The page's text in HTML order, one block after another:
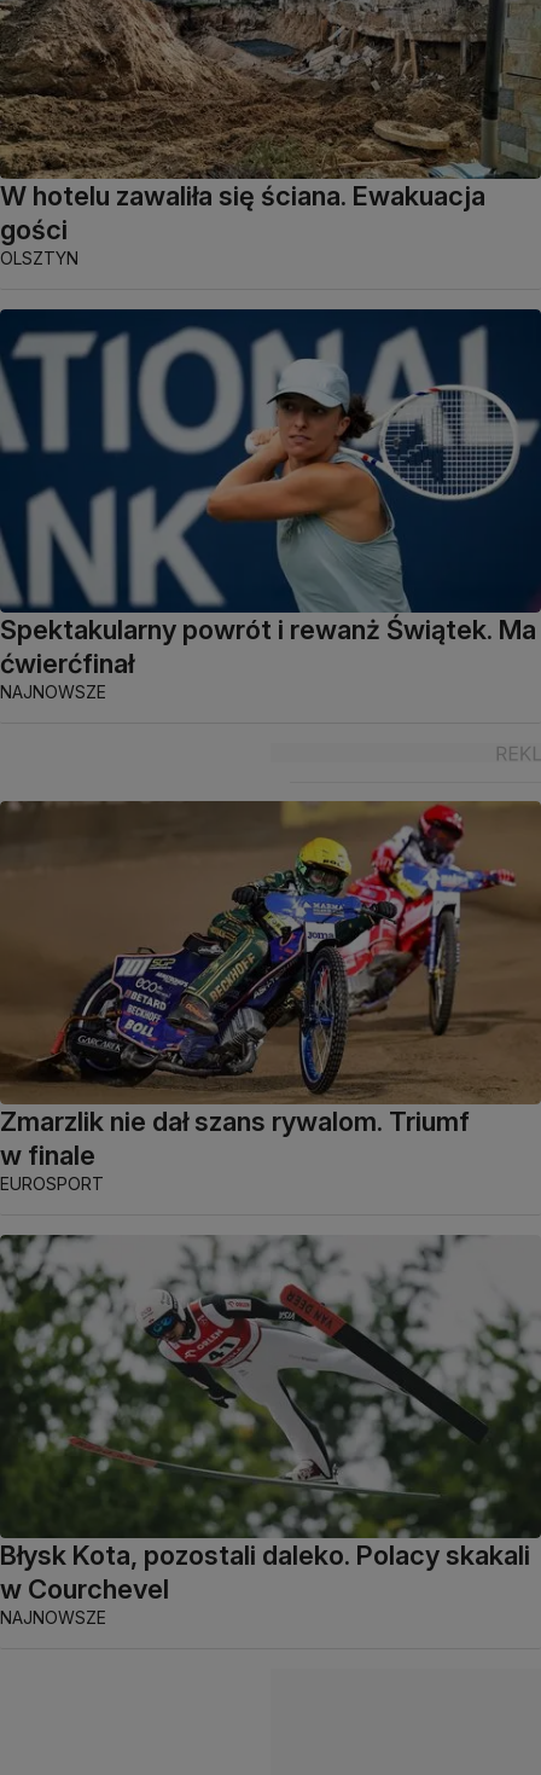
W hotelu zawaliła się ściana. Ewakuacja
gości
OLSZTYN
Spektakularny powrót i rewanż Świątek. Ma
ćwierćfinał
NAJNOWSZE
Zmarzlik nie dał szans rywalom. Triumf
w finale
EUROSPORT
Błysk Kota, pozostali daleko. Polacy skakali
w Courchevel
NAJNOWSZE